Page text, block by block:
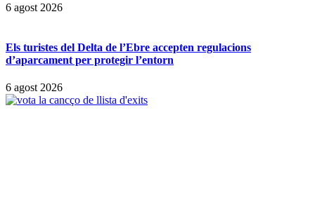
6 agost 2026
Els turistes del Delta de l’Ebre accepten regulacions
d’aparcament per protegir l’entorn
6 agost 2026